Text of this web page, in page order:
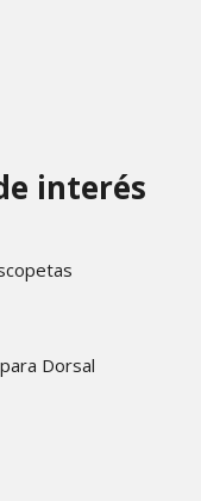
interés
Dorsal